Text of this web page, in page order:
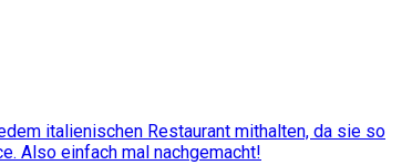
italienischen Restaurant mithalten, da sie so
Also einfach mal nachgemacht!